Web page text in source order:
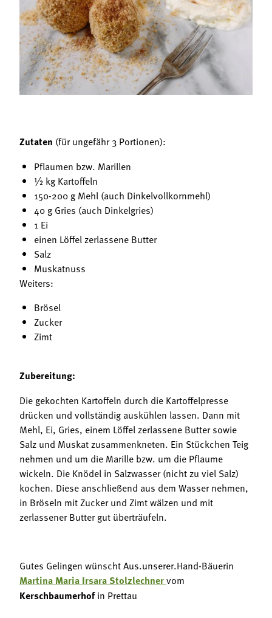
Mitgliedschaft
Landessekretariat
Bäuerliche Buffets
Hofgeschichten
Zutaten (für ungefähr 3 Portionen):
Pflaumen bzw. Marillen
½ kg Kartoffeln
150-200 g Mehl (auch Dinkelvollkornmehl)
40 g Gries (auch Dinkelgries)
1 Ei
einen Löffel zerlassene Butter
Salz
Muskatnuss
Weiters:
Brösel
Zucker
Zimt
Zubereitung:
Die gekochten Kartoffeln durch die Kartoffelpresse
drücken und vollständig auskühlen lassen. Dann mit
Mehl, Ei, Gries, einem Löffel zerlassene Butter sowie
Salz und Muskat zusammenkneten. Ein Stückchen Teig
nehmen und um die Marille bzw. um die Pflaume
wickeln. Die Knödel in Salzwasser (nicht zu viel Salz)
kochen. Diese anschließend aus dem Wasser nehmen,
in Bröseln mit Zucker und Zimt wälzen und mit
zerlassener Butter gut überträufeln.
Gutes Gelingen wünscht Aus.unserer.Hand-Bäuerin
Martina Maria Irsara Stolzlechnervom
Kerschbaumerhofin Prettau